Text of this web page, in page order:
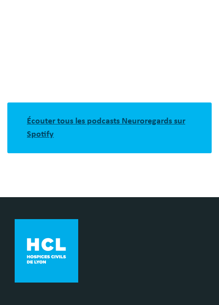
Écouter tous les podcasts Neuroregards sur
Spotify